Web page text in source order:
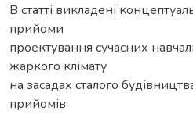
В статті викладені
прийоми
проектування сучасних
жаркого клімату
на засадах сталого
прийомів